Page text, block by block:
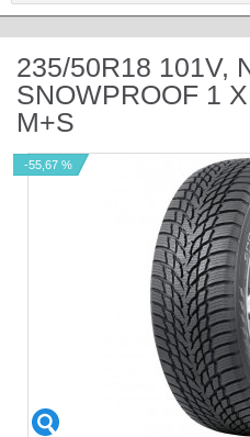
235/50R18 101V,
SNOWPROOF 1
M+S
-55,67 %